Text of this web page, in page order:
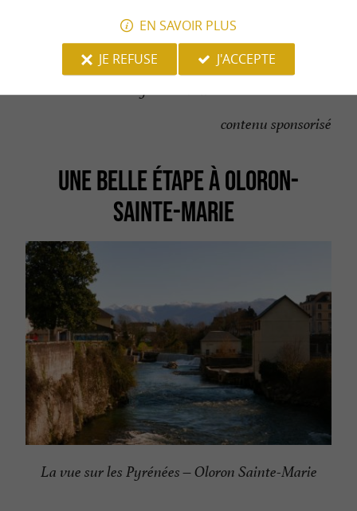
Eglise d'Aramits
contenu sponsorisé
UNE BELLE ÉTAPE À OLORON-
SAINTE-MARIE
La vue sur les Pyrénées – Oloron Sainte-Marie
EN SAVOIR PLUS
JE REFUSE
J'ACCEPTE